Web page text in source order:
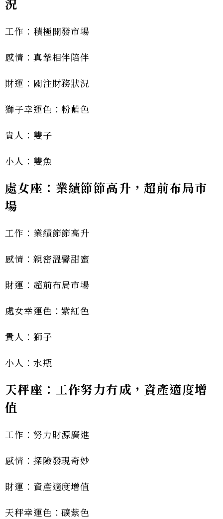
況
工作：積極開發市場
感情：真摯相伴陪伴
財運：關注財務狀況
獅子幸運色：粉藍色
貴人：雙子
小人：雙魚
處女座：業績節節高升，超前布局市
場
工作：業績節節高升
感情：親密溫馨甜蜜
財運：超前布局市場
處女幸運色：紫紅色
貴人：獅子
小人：水瓶
天秤座：工作努力有成，資產適度增
值
工作：努力財源廣進
感情：探險發現奇妙
財運：資產適度增值
天秤幸運色：礦紫色